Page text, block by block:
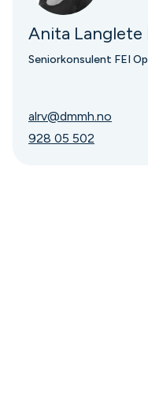
Anita Langlete
Seniorkonsulent FEI
alrv@dmmh.no
928 05 502